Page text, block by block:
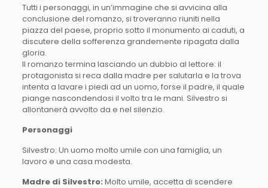
Tutti i personaggi, in un’immagine che si avvicina alla
conclusione del romanzo, si troveranno riuniti nella
piazza del paese, proprio sotto il monumento ai caduti, a
discutere della sofferenza grandemente ripagata dalla
gloria.
Il romanzo termina lasciando un dubbio al lettore: il
protagonista si reca dalla madre per salutarla e la trova
intenta a lavare i piedi ad un uomo, forse il padre, il quale
piange nascondendosi il volto tra le mani. Silvestro si
allontanerà avvolto da e nel silenzio.
Personaggi
Silvestro: Un uomo molto umile con una famiglia, un
lavoro e una casa modesta.
Madre di Silvestro: Molto umile, accetta di scendere